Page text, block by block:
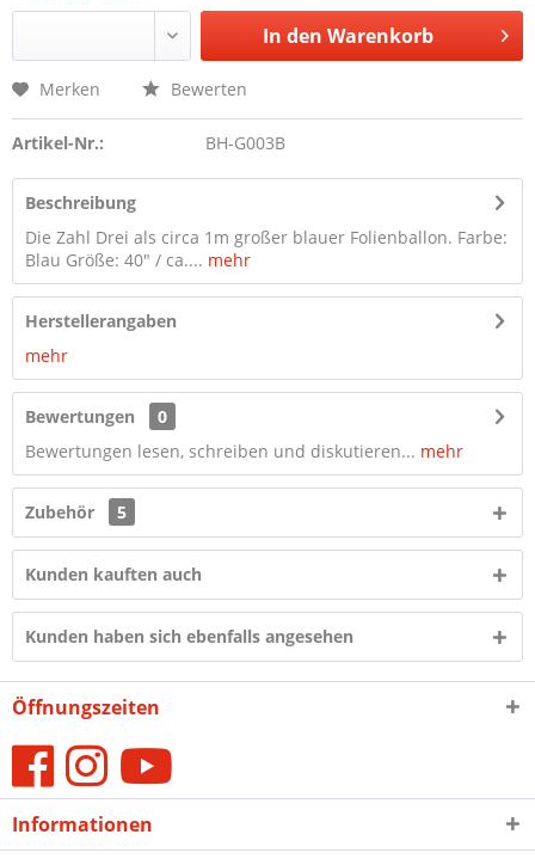
In den Warenkorb
Merken Bewerten
Artikel-Nr.: BH-G003B
Beschreibung
Die Zahl Drei als circa 1m großer blauer Folienballon. Farbe:
Blau Größe: 40" / ca.... mehr
Herstellerangaben
mehr
Bewertungen
0
Bewertungen lesen, schreiben und diskutieren... mehr
Zubehör 5
Kunden kauften auch
Kunden haben sich ebenfalls angesehen
Öffnungszeiten
Informationen